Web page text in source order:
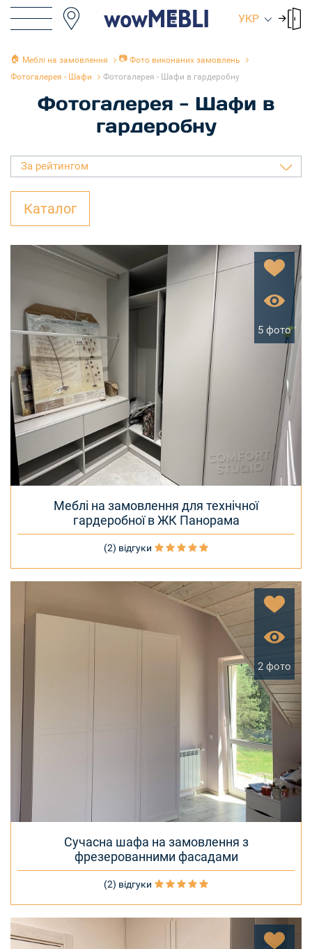
УКР
🏠 Меблі на замовлення 📷 Фото виконаних замовлень
Фотогалерея - Шафи
Фотогалерея - Шафи в гардеробну
Фотогалерея - Шафи в
гардеробну
За рейтингом
Каталог
Меблі на замовлення для технічної
гардеробної в ЖК Панорама
(2) відгуки
5 фото
Сучасна шафа на замовлення з
фрезерованними фасадами
(2) відгуки
2 фото